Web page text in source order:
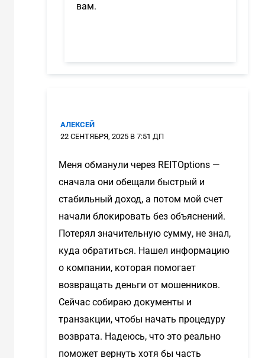
вам.
АЛЕКСЕЙ
22 СЕНТЯБРЯ, 2025 В 7:51 ДП
Меня обманули через REITOptions —
сначала они обещали быстрый и
стабильный доход, а потом мой счет
начали блокировать без объяснений.
Потерял значительную сумму, не знал,
куда обратиться. Нашел информацию
о компании, которая помогает
возвращать деньги от мошенников.
Сейчас собираю документы и
транзакции, чтобы начать процедуру
возврата. Надеюсь, что это реально
поможет вернуть хотя бы часть